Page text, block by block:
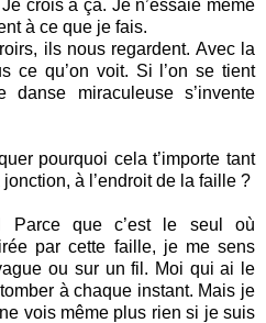
crois à ça. Je n’essaie même
à ce que je fais.
ils nous regardent. Avec la
ce qu’on voit. Si l’on se tient
miraculeuse s’invente
pourquoi cela t’importe tant
à l’endroit de la faille ?
Parce que c’est le seul où
par cette faille, je me sens
ou sur un fil. Moi qui ai le
à chaque instant. Mais je
vois même plus rien si je suis